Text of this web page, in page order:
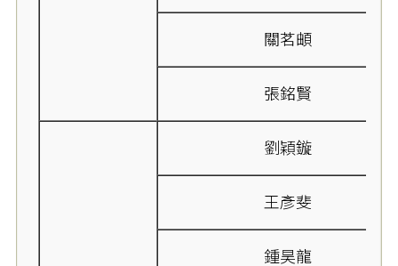
關茗頔
張銘賢
劉穎鏇
王彥斐
鍾昊龍